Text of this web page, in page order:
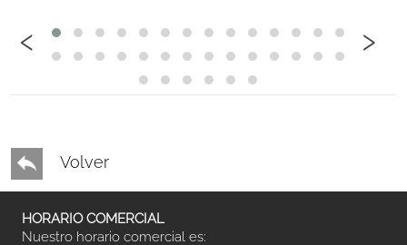
‹ ›
Volver
HORARIO COMERCIAL
Nuestro horario comercial es: